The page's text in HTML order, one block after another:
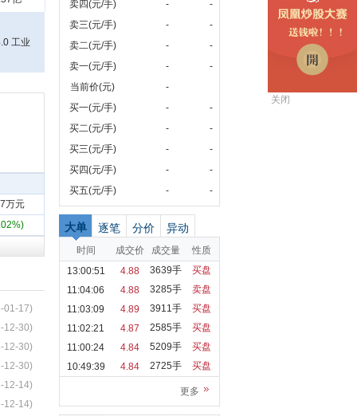
关闭
工业
万元
01-17)
12-30)
12-30)
12-30)
12-14)
12-14)
卖四(元/手) -
-
卖三(元/手)
-
-
卖二(元/手)
-
-
卖一(元/手)
-
-
当前价(元)
-
买一(元/手)
-
-
买二(元/手)
-
-
买三(元/手)
-
-
买四(元/手)
-
-
买五(元/手)
- -
大单 逐笔 分价 异动
时间 成交价 成交量
性质
13:00:51
4.88 3639手
买盘
11:04:06
4.88 3285手
卖盘
11:03:09
4.89 3911手
买盘
11:02:21
4.87 2585手
买盘
11:00:24
4.84 5209手
买盘
10:49:39
4.84 2725手 买盘
更多